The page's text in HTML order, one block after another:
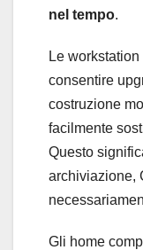
nel tempo.
Le
consentire
costruzione
facilmente
Questo
archiviazione,
Gli home